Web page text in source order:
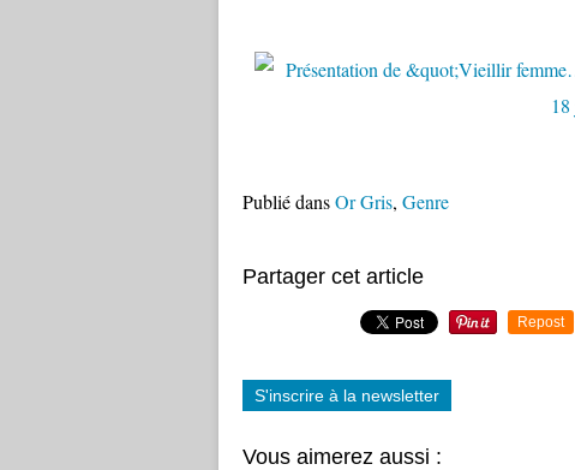
Publié dansOr Gris, Genre
Partager cet article
Repost
S'inscrire à la newsletter
Vous aimerez aussi :